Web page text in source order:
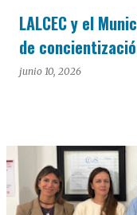
LALCEC y el
de
junio 10, 2026